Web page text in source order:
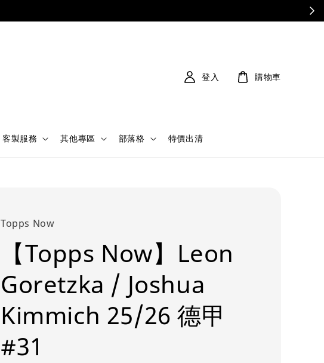
客製服務 其他專區 部落格 特價出清
登入 購物車
Topps Now
【Topps Now】Leon
Goretzka / Joshua
Kimmich 25/26 德甲
#31